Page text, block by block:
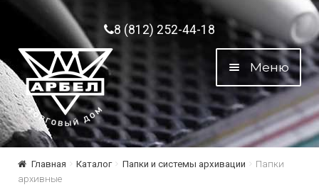
Перейти к навигации
Перейти к содержимому8 (812) 252-44-18
Меню
Главная Каталог Папки и системы архивации
Папки
архивные